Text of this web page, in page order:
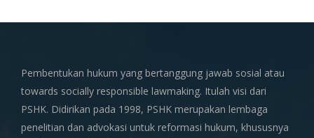
Pembentukan hukum yang bertanggung jawab sosial atau
towards socially responsible lawmaking. Itulah visi dari
PSHK. Didirikan pada 1998, PSHK merupakan lembaga
penelitian dan advokasi untuk reformasi hukum, khususnya